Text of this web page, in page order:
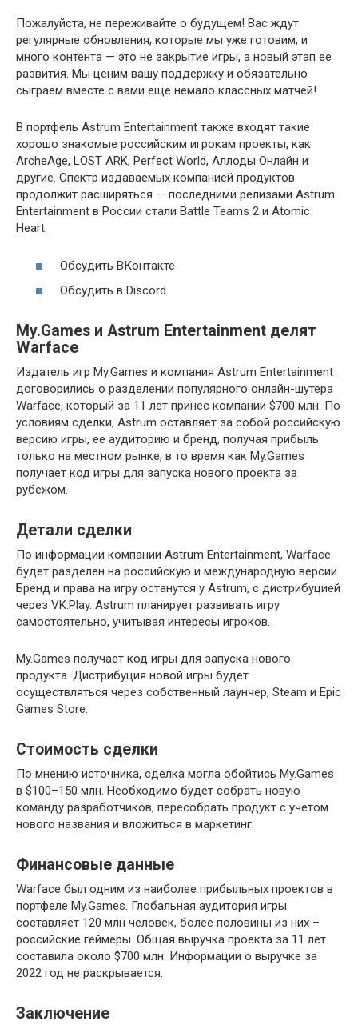
Пожалуйста, не переживайте о будущем! Вас ждут
регулярные обновления, которые мы уже готовим, и
много контента — это не закрытие игры, а новый этап ее
развития. Мы ценим вашу поддержку и обязательно
сыграем вместе с вами еще немало классных матчей!
В портфель Astrum Entertainment также входят такие
хорошо знакомые российским игрокам проекты, как
ArcheAge, LOST ARK, Perfect World, Аллоды Онлайн и
другие. Спектр издаваемых компанией продуктов
продолжит расширяться — последними релизами Astrum
Entertainment в России стали Battle Teams 2 и Atomic
Heart.
Обсудить ВКонтакте
Обсудить в Discord
My.Games и Astrum Entertainment делят
Warface
Издатель игр My.Games и компания Astrum Entertainment
договорились о разделении популярного онлайн-шутера
Warface, который за 11 лет принес компании $700 млн. По
условиям сделки, Astrum оставляет за собой российскую
версию игры, ее аудиторию и бренд, получая прибыль
только на местном рынке, в то время как My.Games
получает код игры для запуска нового проекта за
рубежом.
Детали сделки
По информации компании Astrum Entertainment, Warface
будет разделен на российскую и международную версии.
Бренд и права на игру останутся у Astrum, с дистрибуцией
через VK.Play. Astrum планирует развивать игру
самостоятельно, учитывая интересы игроков.
My.Games получает код игры для запуска нового
продукта. Дистрибуция новой игры будет
осуществляться через собственный лаунчер, Steam и Epic
Games Store.
Стоимость сделки
По мнению источника, сделка могла обойтись My.Games
в $100–150 млн. Необходимо будет собрать новую
команду разработчиков, пересобрать продукт с учетом
нового названия и вложиться в маркетинг.
Финансовые данные
Warface был одним из наиболее прибыльных проектов в
портфеле My.Games. Глобальная аудитория игры
составляет 120 млн человек, более половины из них –
российские геймеры. Общая выручка проекта за 11 лет
составила около $700 млн. Информации о выручке за
2022 год не раскрывается.
Заключение